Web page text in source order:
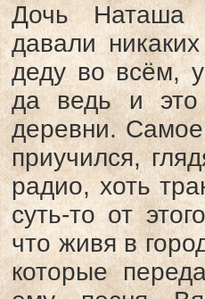
Дочь Наташа
давали
деду во всём,
да ведь и это
деревни.
приучился,
радио, хоть
суть-то от
что живя в
которые